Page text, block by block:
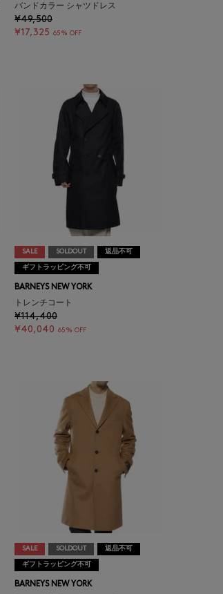
バンドカラー シャツドレス
¥49,500
¥17,325 65% OFF
SALE SOLDOUT 返品不可
ギフトラッピング不可
BARNEYS NEW YORK
トレンチコート
¥114,400
¥40,040 65% OFF
SALE SOLDOUT 返品不可
ギフトラッピング不可
BARNEYS NEW YORK